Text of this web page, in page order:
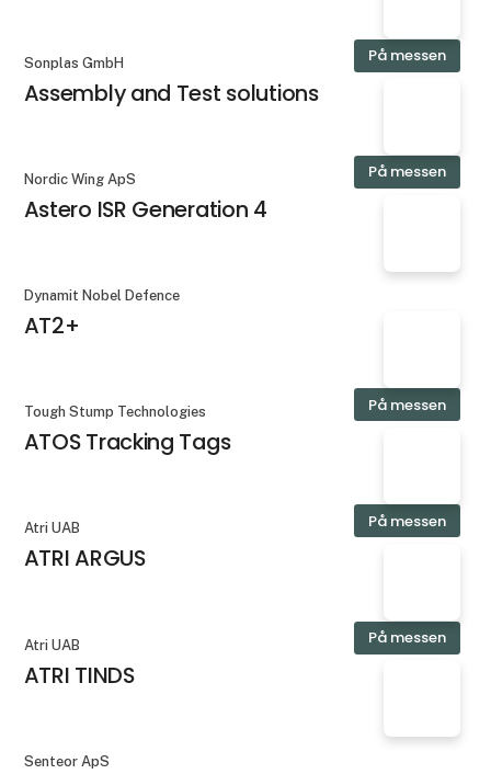
På messen
Sonplas GmbH
Assembly and Test solutions
På messen
Nordic Wing ApS
Astero ISR Generation 4
Dynamit Nobel Defence
AT2+
På messen
Tough Stump Technologies
ATOS Tracking Tags
På messen
Atri UAB
ATRI ARGUS
På messen
Atri UAB
ATRI TINDS
Senteor ApS